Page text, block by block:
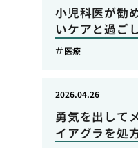
小児科医が勧
いケアと過ご
医療
勇気を出して
イアグラを処
2026.04.26